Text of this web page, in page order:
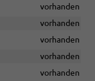
vorhanden
vorhanden
vorhanden
vorhanden
vorhanden